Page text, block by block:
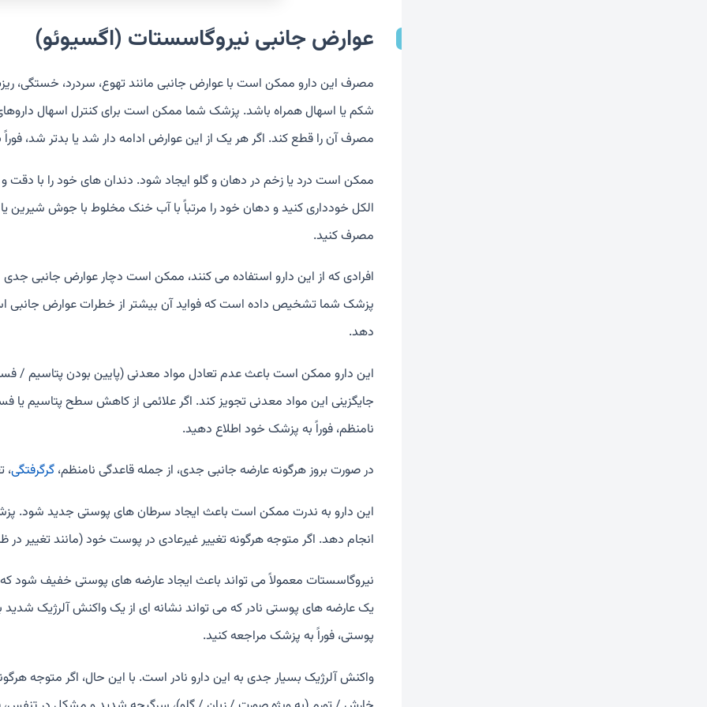
عوارض جانبی نیروگاسستات (اگسیوئو)
مصرف این دارو ممکن است با عوارض جانبی مانند تهوع، سردرد، خستگی،
شکم یا اسهال همراه باشد. پزشک شما ممکن است برای کنترل اسهال
مصرف آن را قطع کند. اگر هر یک از این عوارض ادامه دار شد یا بدتر شد،
ممکن است درد یا زخم در دهان و گلو ایجاد شود. دندان های خود را با دقت
الکل خودداری کنید و دهان خود را مرتباً با آب خنک مخلوط با جوش
مصرف کنید.
افرادی که از این دارو استفاده می کنند، ممکن است دچار عوارض جانبی
پزشک شما تشخیص داده است که فواید آن بیشتر از خطرات عوارض
دهد.
این دارو ممکن است باعث عدم تعادل مواد معدنی (پایین بودن
جایگزینی این مواد معدنی تجویز کند. اگر علائمی از کاهش سطح پتاسیم یا
نامنظم، فوراً به پزشک خود اطلاع دهید.
در صورت بروز هرگونه عارضه جانبی جدی، از جمله قاعدگی نامنظم، گرگرفتگی،
این دارو به ندرت ممکن است باعث ایجاد سرطان های پوستی جدید شود.
انجام دهد. اگر متوجه هرگونه تغییر غیرعادی در پوست خود (مانند تغییر
نیروگاسستات معمولاً می تواند باعث ایجاد عارضه های پوستی خفیف شود
یک عارضه های پوستی نادر که می تواند نشانه ای از یک واکنش آلرژیک
پوستی، فوراً به پزشک مراجعه کنید.
واکنش آلرژیک بسیار جدی به این دارو نادر است. با این حال، اگر متوجه